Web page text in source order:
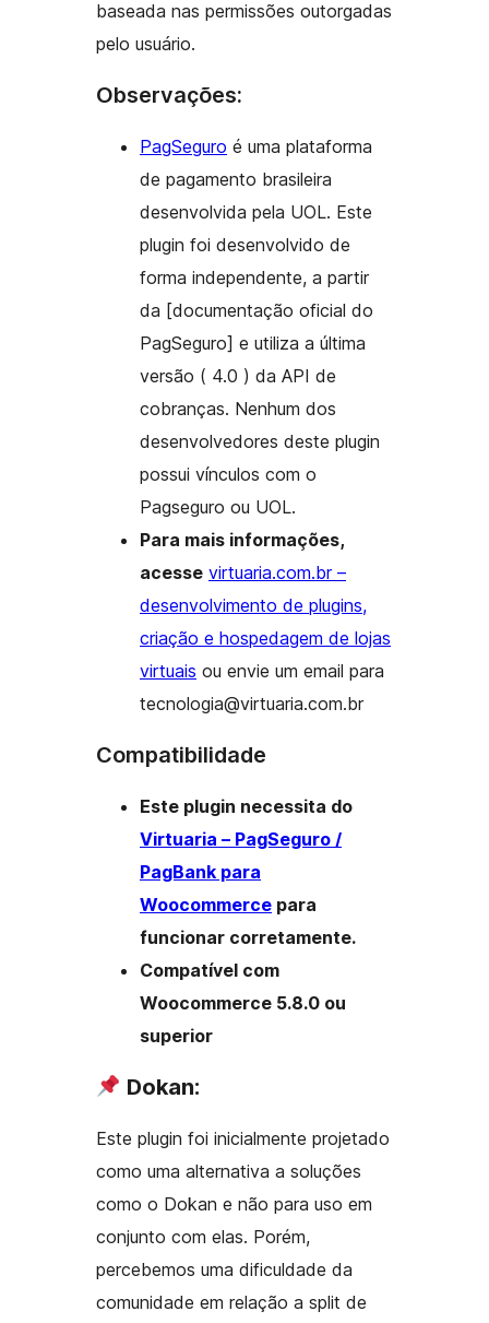
baseada nas permissões outorgadas
pelo usuário.
Observações:
PagSeguro é uma plataforma
de pagamento brasileira
desenvolvida pela UOL. Este
plugin foi desenvolvido de
forma independente, a partir
da [documentação oficial do
PagSeguro] e utiliza a última
versão ( 4.0 ) da API de
cobranças. Nenhum dos
desenvolvedores deste plugin
possui vínculos com o
Pagseguro ou UOL.
Para mais informações,
acesse virtuaria.com.br –
desenvolvimento de plugins,
criação e hospedagem de lojas
virtuais ou envie um email para
tecnologia@virtuaria.com.br
Compatibilidade
Este plugin necessita do
Virtuaria – PagSeguro /
PagBank para
Woocommerce para
funcionar corretamente.
Compatível com
Woocommerce 5.8.0 ou
superior
Dokan:
Este plugin foi inicialmente projetado
como uma alternativa a soluções
como o Dokan e não para uso em
conjunto com elas. Porém,
percebemos uma dificuldade da
comunidade em relação a split de